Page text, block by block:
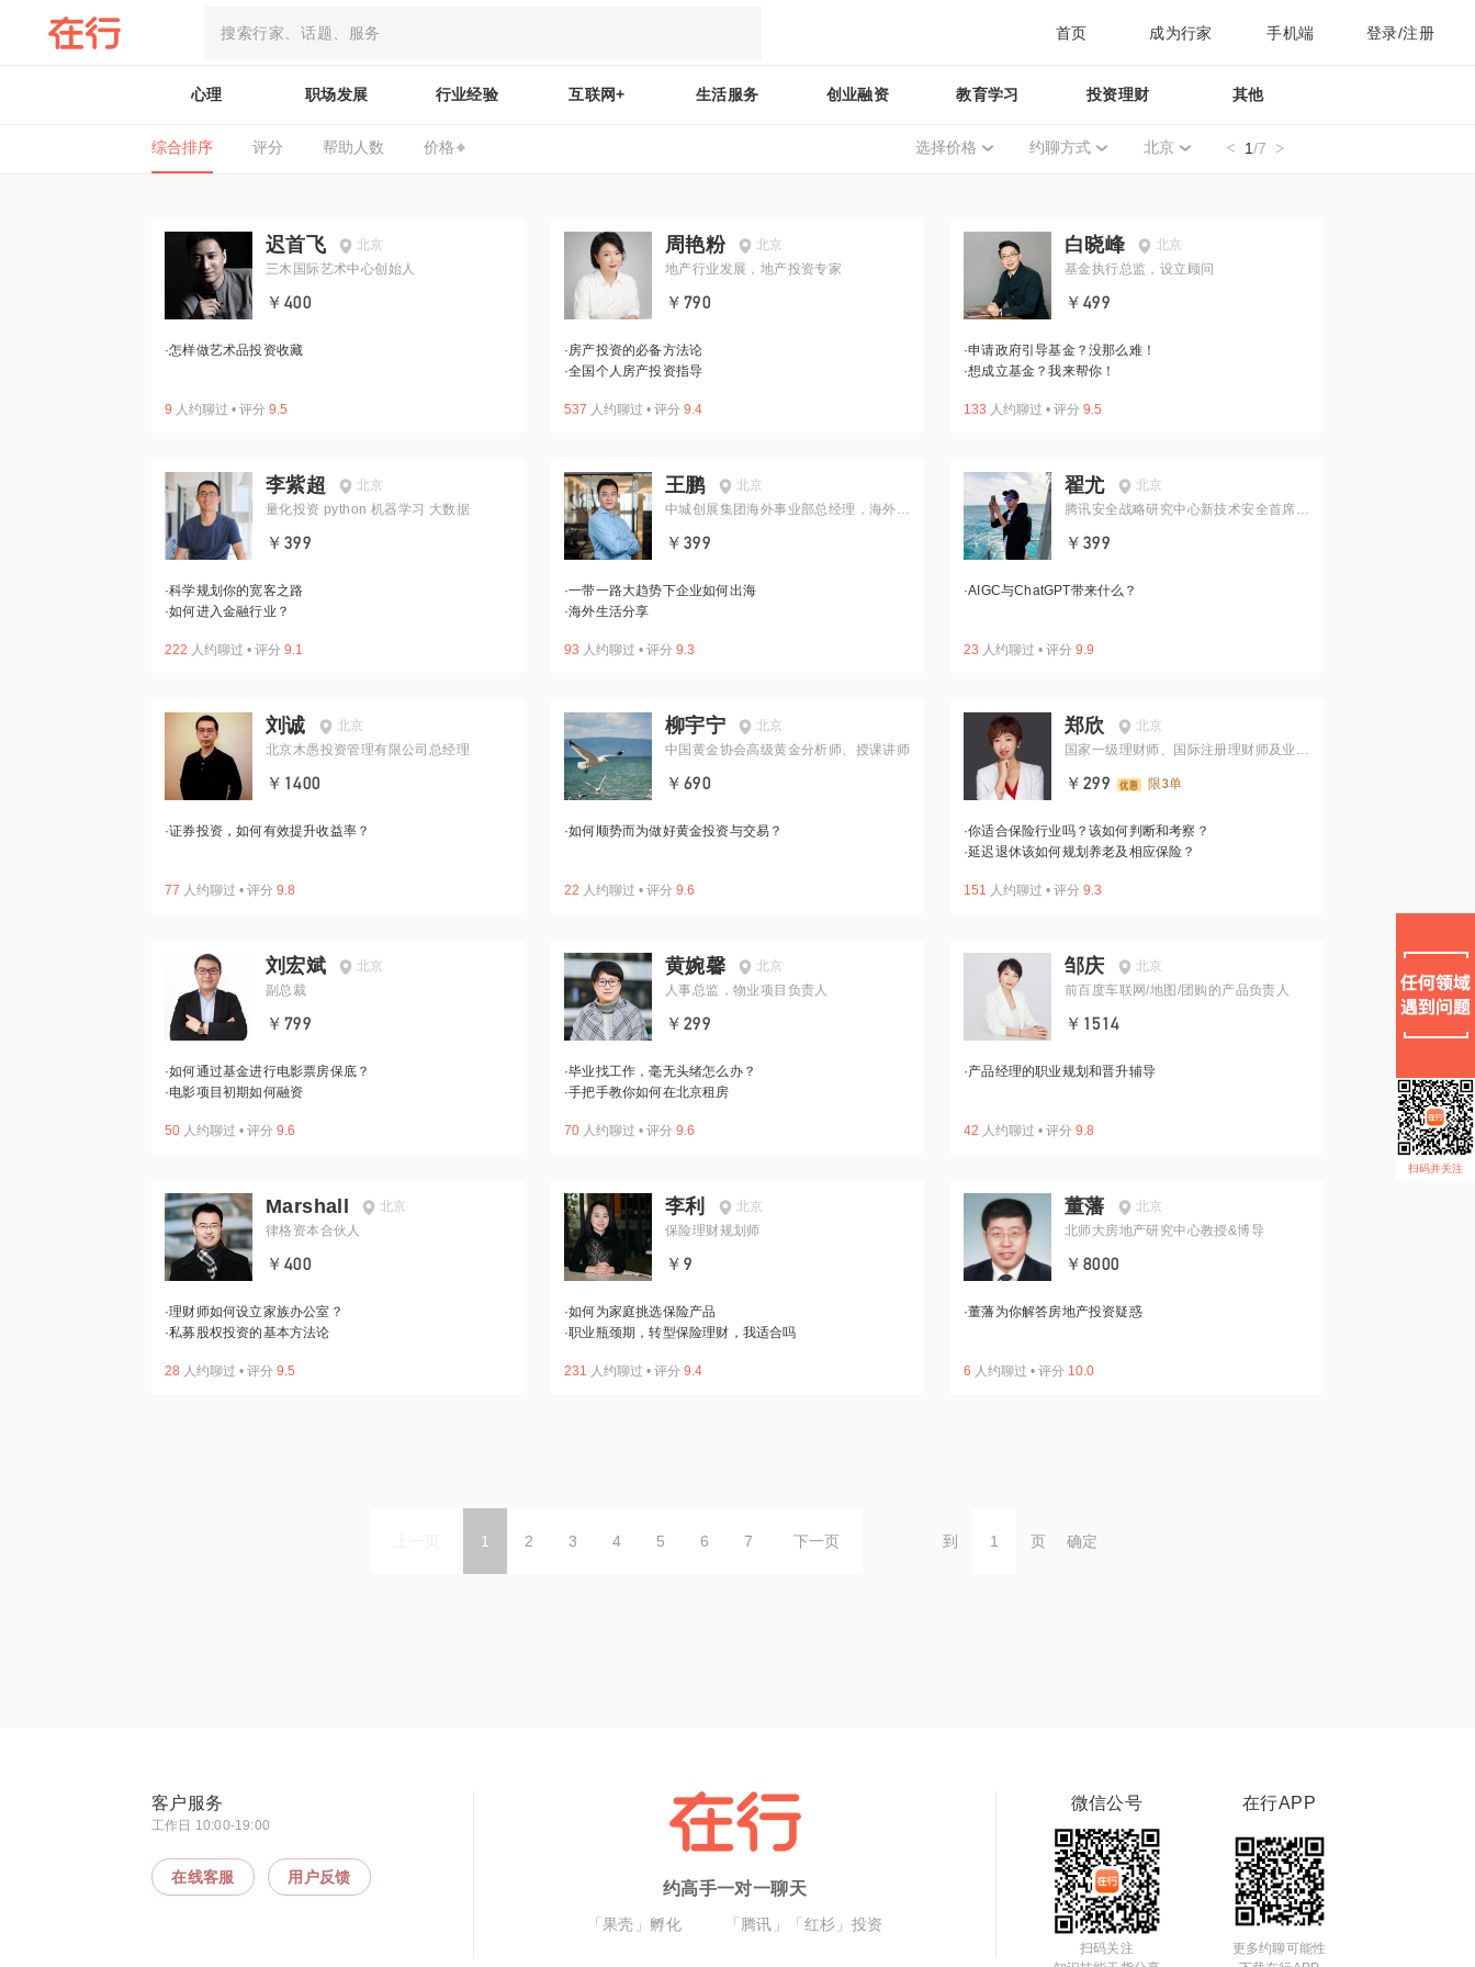
首页 成为行家 手机端 登录/注册
心理 职场发展 行业经验 互联网+ 生活服务 创业融资 教育学习 投资理财 其他
综合排序 评分 帮助人数 价格 选择价格 约聊方式 北京 1/7
迟首飞
北京
三木国际艺术中心创始人
￥400
·怎样做艺术品投资收藏
9 人约聊过 • 评分 9.5
周艳粉
北京
地产行业发展，地产投资专家
￥790
·房产投资的必备方法论
·全国个人房产投资指导
537 人约聊过 • 评分 9.4
白晓峰
北京
基金执行总监，设立顾问
￥499
·申请政府引导基金？没那么难！
·想成立基金？我来帮你！
133 人约聊过 • 评分 9.5
李紫超
北京
量化投资 python 机器学习 大数据
￥399
·科学规划你的宽客之路
·如何进入金融行业？
222 人约聊过 • 评分 9.1
王鹏
北京
中城创展集团海外事业部总经理，海外置
￥399
·一带一路大趋势下企业如何出海
·海外生活分享
93 人约聊过 • 评分 9.3
翟尤
北京
腾讯安全战略研究中心新技术安全首席研
￥399
·AIGC与ChatGPT带来什么？
23 人约聊过 • 评分 9.9
刘诚
北京
北京木愚投资管理有限公司总经理
￥1400
·证券投资，如何有效提升收益率？
77 人约聊过 • 评分 9.8
柳宇宁
北京
中国黄金协会高级黄金分析师、授课讲师
￥690
·如何顺势而为做好黄金投资与交易？
22 人约聊过 • 评分 9.6
郑欣
北京
国家一级理财师、国际注册理财师及业务
￥299 限3单
·你适合保险行业吗？该如何判断和考察？
·延迟退休该如何规划养老及相应保险？
151 人约聊过 • 评分 9.3
刘宏斌
北京
副总裁
￥799
·如何通过基金进行电影票房保底？
·电影项目初期如何融资
50 人约聊过 • 评分 9.6
黄婉馨
北京
人事总监，物业项目负责人
￥299
·毕业找工作，毫无头绪怎么办？
·手把手教你如何在北京租房
70 人约聊过 • 评分 9.6
邹庆
北京
前百度车联网/地图/团购的产品负责人
￥1514
·产品经理的职业规划和晋升辅导
42 人约聊过 • 评分 9.8
Marshall
北京
律格资本合伙人
￥400
·理财师如何设立家族办公室？
·私募股权投资的基本方法论
28 人约聊过 • 评分 9.5
李利
北京
保险理财规划师
￥9
·如何为家庭挑选保险产品
·职业瓶颈期，转型保险理财，我适合吗
231 人约聊过 • 评分 9.4
董藩
北京
北师大房地产研究中心教授&博导
￥8000
·董藩为你解答房地产投资疑惑
6 人约聊过 • 评分 10.0
1 2 3 4 5 6 7 下一页 到 页 确定
扫码并关注
客户服务
工作日 10:00-19:00
在线客服 用户反馈
约高手一对一聊天
「果壳」孵化 「腾讯」「红杉」投资
微信公号
扫码关注
在行APP
更多约聊可能性